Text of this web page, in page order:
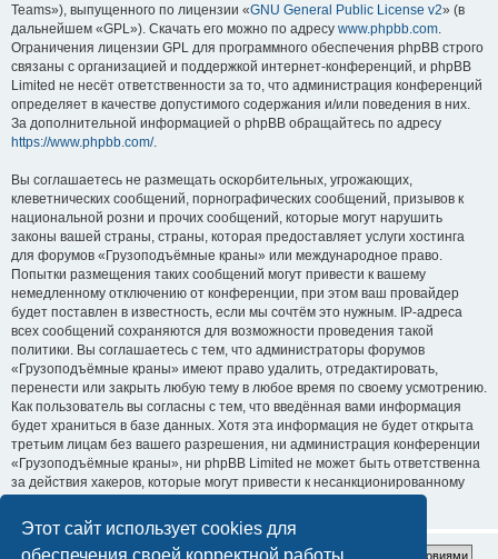
Этот сайт использует cookies для
обеспечения своей корректной работы.
Teams»), выпущенного по лицензии «GNU General Public License v2» (в
дальнейшем «GPL»). Скачать его можно по адресу www.phpbb.com.
Ограничения лицензии GPL для программного обеспечения phpBB строго
связаны с организацией и поддержкой интернет-конференций, и phpBB
Limited не несёт ответственности за то, что администрация конференций
определяет в качестве допустимого содержания и/или поведения в них.
За дополнительной информацией о phpBB обращайтесь по адресу
https://www.phpbb.com/.
Вы соглашаетесь не размещать оскорбительных, угрожающих,
клеветнических сообщений, порнографических сообщений, призывов к
национальной розни и прочих сообщений, которые могут нарушить
законы вашей страны, страны, которая предоставляет услуги хостинга
для форумов «Грузоподъёмные краны» или международное право.
Попытки размещения таких сообщений могут привести к вашему
немедленному отключению от конференции, при этом ваш провайдер
будет поставлен в известность, если мы сочтём это нужным. IP-адреса
всех сообщений сохраняются для возможности проведения такой
политики. Вы соглашаетесь с тем, что администраторы форумов
«Грузоподъёмные краны» имеют право удалить, отредактировать,
перенести или закрыть любую тему в любое время по своему усмотрению.
Как пользователь вы согласны с тем, что введённая вами информация
будет храниться в базе данных. Хотя эта информация не будет открыта
третьим лицам без вашего разрешения, ни администрация конференции
«Грузоподъёмные краны», ни phpBB Limited не может быть ответственна
за действия хакеров, которые могут привести к несанкционированному